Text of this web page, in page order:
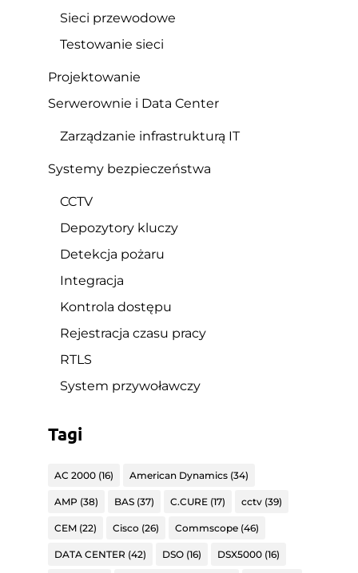
Sieci przewodowe
Testowanie sieci
Projektowanie
Serwerownie i Data Center
Zarządzanie infrastrukturą IT
Systemy bezpieczeństwa
CCTV
Depozytory kluczy
Detekcja pożaru
Integracja
Kontrola dostępu
Rejestracja czasu pracy
RTLS
System przywoławczy
Tagi
AC 2000(16) American Dynamics(34)
AMP (38) BAS(37) C.CURE(17) cctv(39)
CEM(22) Cisco (26) Commscope(46)
DATA CENTER (42) DSO(16) DSX5000(16)